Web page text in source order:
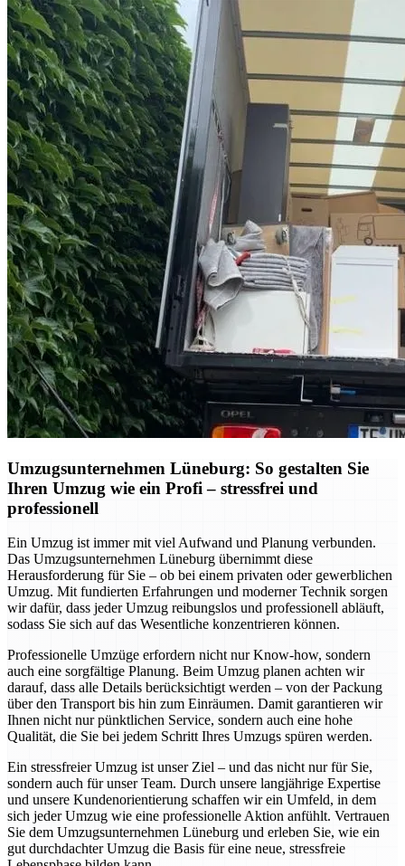
Umzugsunternehmen Lüneburg: So gestalten Sie
Ihren Umzug wie ein Profi – stressfrei und
professionell
Ein Umzug ist immer mit viel Aufwand und Planung verbunden.
Das Umzugsunternehmen Lüneburg übernimmt diese
Herausforderung für Sie – ob bei einem privaten oder gewerblichen
Umzug. Mit fundierten Erfahrungen und moderner Technik sorgen
wir dafür, dass jeder Umzug reibungslos und professionell abläuft,
sodass Sie sich auf das Wesentliche konzentrieren können.
Professionelle Umzüge erfordern nicht nur Know-how, sondern
auch eine sorgfältige Planung. Beim Umzug planen achten wir
darauf, dass alle Details berücksichtigt werden – von der Packung
über den Transport bis hin zum Einräumen. Damit garantieren wir
Ihnen nicht nur pünktlichen Service, sondern auch eine hohe
Qualität, die Sie bei jedem Schritt Ihres Umzugs spüren werden.
Ein stressfreier Umzug ist unser Ziel – und das nicht nur für Sie,
sondern auch für unser Team. Durch unsere langjährige Expertise
und unsere Kundenorientierung schaffen wir ein Umfeld, in dem
sich jeder Umzug wie eine professionelle Aktion anfühlt. Vertrauen
Sie dem Umzugsunternehmen Lüneburg und erleben Sie, wie ein
gut durchdachter Umzug die Basis für eine neue, stressfreie